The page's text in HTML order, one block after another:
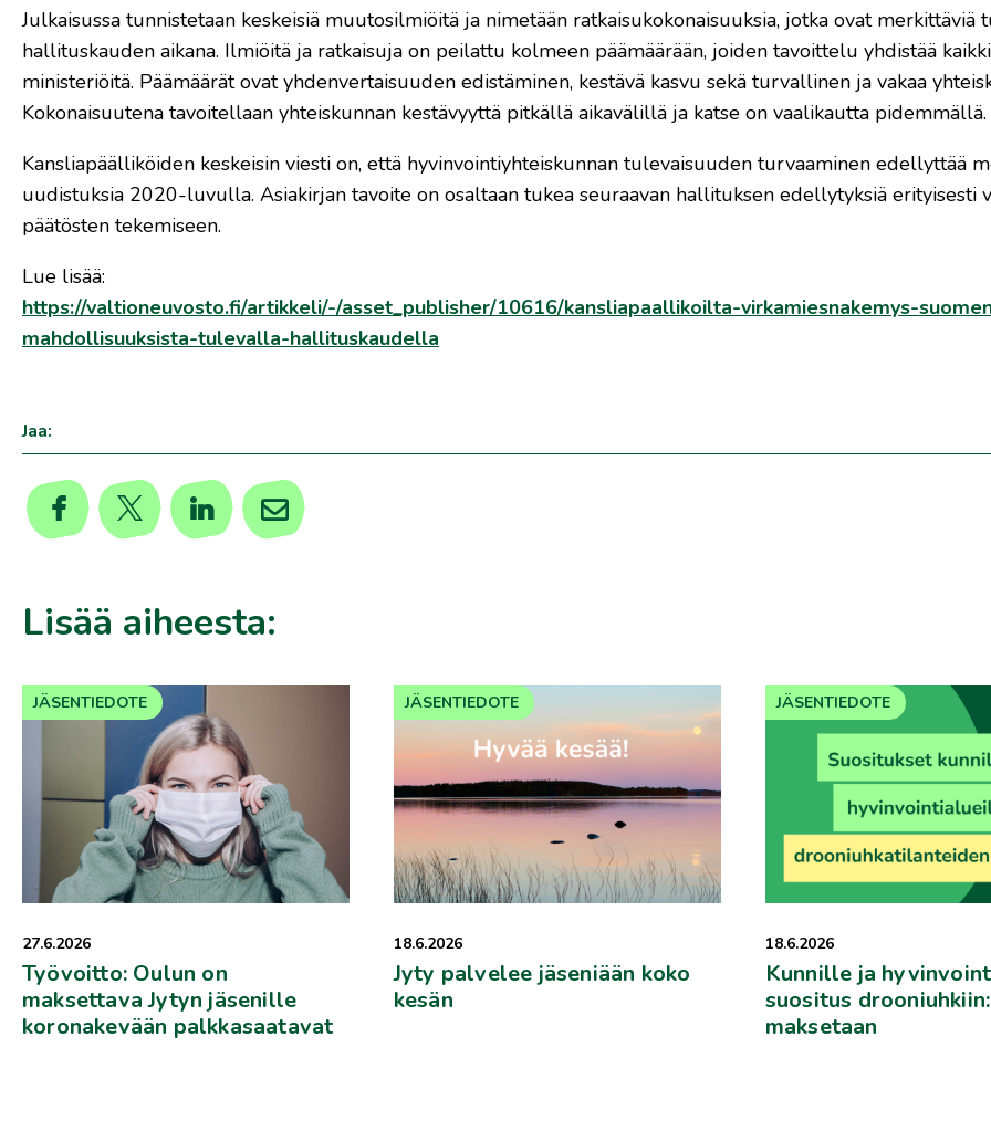
Julkaisussa tunnistetaan keskeisiä muutosilmiöitä ja nimetään ratkaisukokonaisuuksia, jotka ovat merkittäviä
hallituskauden aikana. Ilmiöitä ja ratkaisuja on peilattu kolmeen päämäärään, joiden tavoittelu yhdistää
ministeriöitä. Päämäärät ovat yhdenvertaisuuden edistäminen, kestävä kasvu sekä turvallinen ja vakaa
Kokonaisuutena tavoitellaan yhteiskunnan kestävyyttä pitkällä aikavälillä ja katse on vaalikautta pidemmällä.
Kansliapäälliköiden keskeisin viesti on, että hyvinvointiyhteiskunnan tulevaisuuden turvaaminen edellyttää
uudistuksia 2020-luvulla. Asiakirjan tavoite on osaltaan tukea seuraavan hallituksen edellytyksiä erityisesti
päätösten tekemiseen.
Lue lisää:
https://valtioneuvosto.fi/artikkeli/-/asset_publisher/10616/kansliapaallikoilta-virkamiesnakemys-
mahdollisuuksista-tulevalla-hallituskaudella
Jaa:
Lisää aiheesta:
27.6.2026
Työvoitto: Oulun on
maksettava Jytyn jäsenille
koronakevään palkkasaatavat
JÄSENTIEDOTE
18.6.2026
Jyty palvelee jäseniään koko
kesän
JÄSENTIEDOTE
18.6.2026
Kunnille ja
suositus
maksetaan
JÄSENTIEDOTE